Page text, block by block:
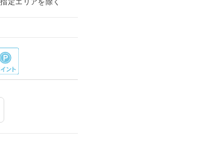
定エリアを除く